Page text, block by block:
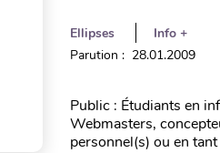
Ellipses
Info +
Parution : 28.01.2009
Public : Étudiants en
Webmasters,
personnel(s) ou en